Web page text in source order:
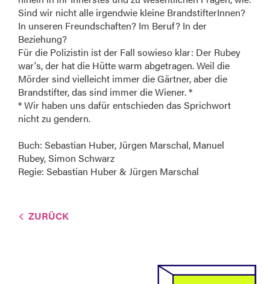
Sind wir nicht alle irgendwie kleine BrandstifterInnen?
In unseren Freundschaften? Im Beruf? In der
Beziehung?
Für die Polizistin ist der Fall sowieso klar: Der Rubey
war's, der hat die Hütte warm abgetragen. Weil die
Mörder sind vielleicht immer die Gärtner, aber die
Brandstifter, das sind immer die Wiener. *
* Wir haben uns dafür entschieden das Sprichwort
nicht zu gendern.
Buch: Sebastian Huber, Jürgen Marschal, Manuel
Rubey, Simon Schwarz
Regie: Sebastian Huber & Jürgen Marschal
ZURÜCK